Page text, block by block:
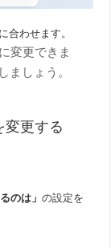
合わせます。
変更できま
ましょう。
変更する
のは」の設定を